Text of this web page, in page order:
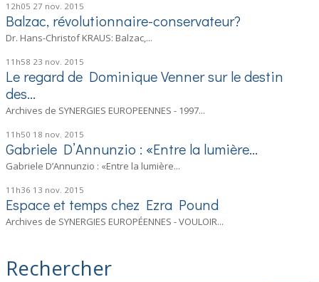
12h05 27 nov. 2015
Balzac, révolutionnaire-conservateur?
Dr. Hans-Christof KRAUS: Balzac,...
11h58 23 nov. 2015
Le regard de Dominique Venner sur le destin
des...
Archives de SYNERGIES EUROPEENNES - 1997...
11h50 18 nov. 2015
Gabriele D’Annunzio : «Entre la lumière...
Gabriele D’Annunzio : «Entre la lumière...
11h36 13 nov. 2015
Espace et temps chez Ezra Pound
Archives de SYNERGIES EUROPÉENNES - VOULOIR...
Rechercher